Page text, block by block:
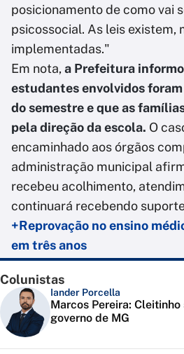
posicionamento de como vai
psicossocial. As leis existem,
implementadas."
Em nota, a Prefeitura
estudantes envolvidos
do semestre e que as
pela direção da escola. O
encaminhado aos órgãos
administração municipal
recebeu acolhimento,
continuará recebendo
+Reprovação no ensino
em três anos
Colunistas
Iander Porcella
Marcos Pereira:
governo de MG